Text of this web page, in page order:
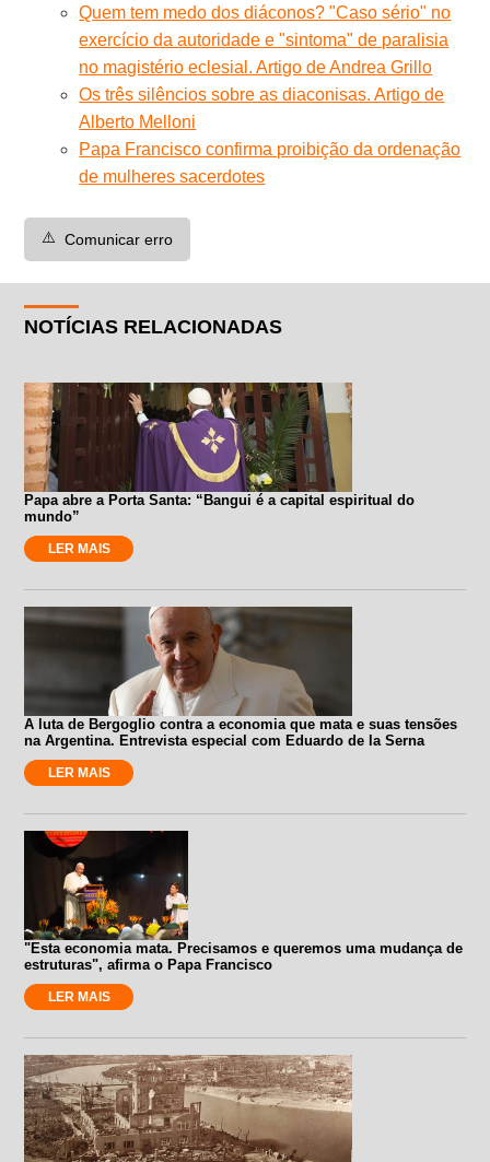
Quem tem medo dos diáconos? "Caso sério" no
exercício da autoridade e "sintoma" de paralisia
no magistério eclesial. Artigo de Andrea Grillo
Os três silêncios sobre as diaconisas. Artigo de
Alberto Melloni
Papa Francisco confirma proibição da ordenação
de mulheres sacerdotes
⚠️ Comunicar erro
NOTÍCIAS RELACIONADAS
Papa abre a Porta Santa: “Bangui é a capital espiritual do
mundo”
LER MAIS
A luta de Bergoglio contra a economia que mata e suas tensões
na Argentina. Entrevista especial com Eduardo de la Serna
LER MAIS
"Esta economia mata. Precisamos e queremos uma mudança de
estruturas", afirma o Papa Francisco
LER MAIS